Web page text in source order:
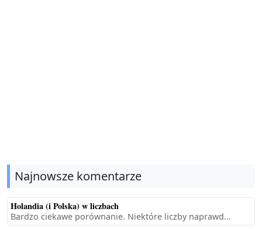
Najnowsze komentarze
Holandia (i Polska) w liczbach
Bardzo ciekawe porównanie. Niektóre liczby naprawd...